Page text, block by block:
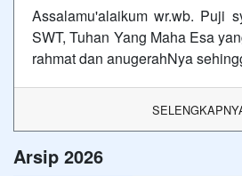
Assalamu'alaikum wr.wb. Puji
SWT, Tuhan Yang Maha Esa
rahmat dan anugerahNya
Arsip 2026